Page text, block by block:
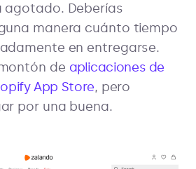
Deberías
manera cuánto tiempo
en entregarse.
de aplicaciones de
App Store, pero
por una buena.